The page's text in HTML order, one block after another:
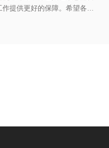
提供更好的保障。希望各单